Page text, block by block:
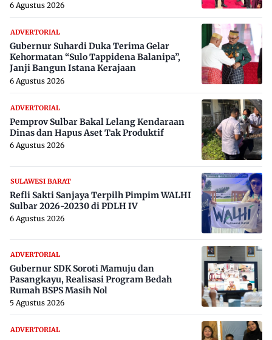
di 650 Desa
6 Agustus 2026
ADVERTORIAL
Gubernur Suhardi Duka Terima Gelar
Kehormatan “Sulo Tappidena Balanipa”,
Janji Bangun Istana Kerajaan
6 Agustus 2026
ADVERTORIAL
Pemprov Sulbar Bakal Lelang Kendaraan
Dinas dan Hapus Aset Tak Produktif
6 Agustus 2026
SULAWESI BARAT
Refli Sakti Sanjaya Terpilh Pimpim WALHI
Sulbar 2026-20230 di PDLH IV
6 Agustus 2026
ADVERTORIAL
Gubernur SDK Soroti Mamuju dan
Pasangkayu, Realisasi Program Bedah
Rumah BSPS Masih Nol
5 Agustus 2026
ADVERTORIAL